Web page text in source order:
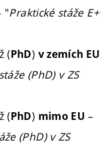
"Praktické stáže E+
(PhD) v zemích EU
(PhD) v ZS
(PhD) mimo EU –
(PhD) v ZS